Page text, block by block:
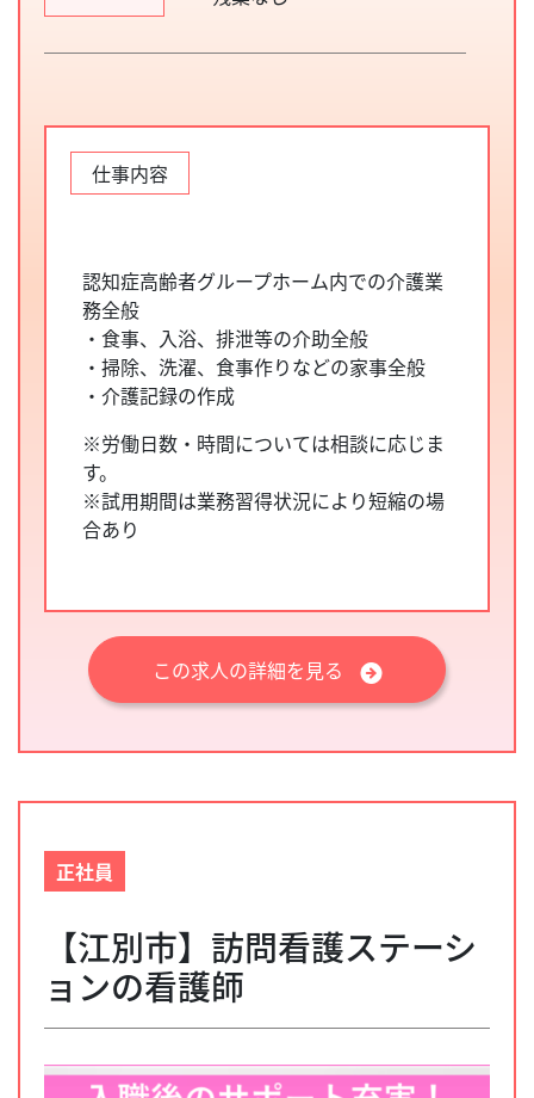
仕事内容
認知症高齢者グループホーム内での介護業
務全般
・食事、入浴、排泄等の介助全般
・掃除、洗濯、食事作りなどの家事全般
・介護記録の作成
※労働日数・時間については相談に応じま
す。
※試用期間は業務習得状況により短縮の場
合あり
この求人の詳細を見る
正社員
【江別市】訪問看護ステーシ
ョンの看護師